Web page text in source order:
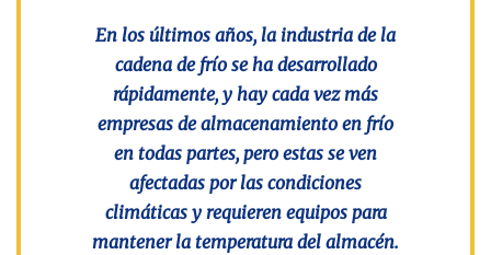
En los últimos años, la industria de la
cadena de frío se ha desarrollado
rápidamente, y hay cada vez más
empresas de almacenamiento en frío
en todas partes, pero estas se ven
afectadas por las condiciones
climáticas y requieren equipos para
mantener la temperatura del almacén.